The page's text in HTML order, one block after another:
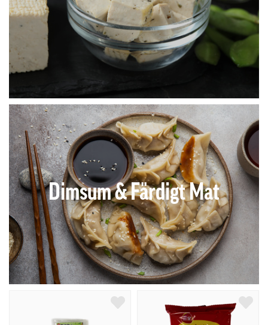
Dimsum & Färdigt Mat